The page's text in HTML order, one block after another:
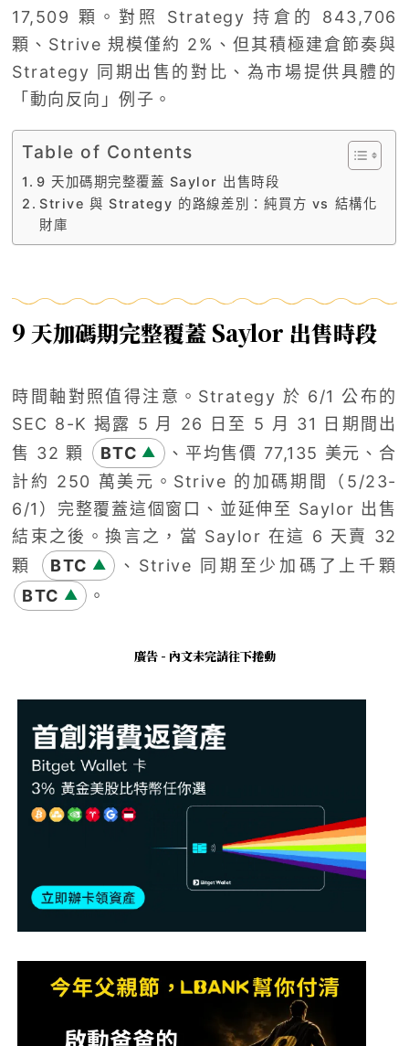
17,509 顆。對照 Strategy 持倉的 843,706
顆、Strive 規模僅約 2%、但其積極建倉節奏與
Strategy 同期出售的對比、為市場提供具體的
「動向反向」例子。
Table of Contents
9 天加碼期完整覆蓋 Saylor 出售時段
Strive 與 Strategy 的路線差別：純買方 vs 結構化
財庫
9 天加碼期完整覆蓋 Saylor 出售時段
時間軸對照值得注意。Strategy 於 6/1 公布的
SEC 8-K 揭露 5 月 26 日至 5 月 31 日期間出
售 32 顆
BTC ▲
、平均售價 77,135 美元、合
計約 250 萬美元。Strive 的加碼期間（5/23-
6/1）完整覆蓋這個窗口、並延伸至 Saylor 出售
結束之後。換言之，當 Saylor 在這 6 天賣 32
顆
BTC ▲
、Strive 同期至少加碼了上千顆
BTC ▲ 。
廣告 - 內文未完請往下捲動